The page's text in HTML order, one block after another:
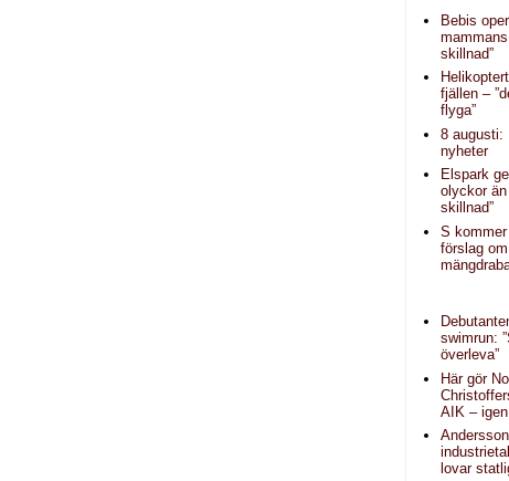
Bebis
skillnad”
fjällen –
flyga”
8 augusti:
nyheter
Elspark
olyckor
skillnad”
S
förslag
swimrun:
överleva”
Här gör
AIK – igen
lovar